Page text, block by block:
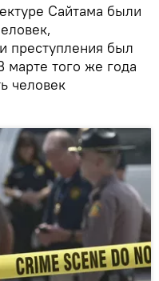
Сайтама были
преступления был
марте того же года
человек